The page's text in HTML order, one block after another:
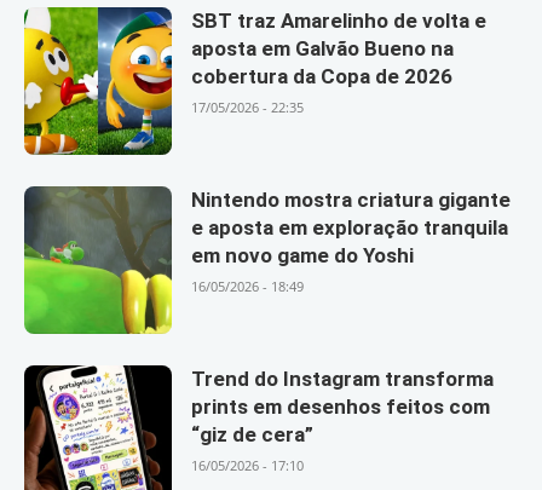
SBT traz Amarelinho de volta e
aposta em Galvão Bueno na
cobertura da Copa de 2026
17/05/2026 - 22:35
Nintendo mostra criatura gigante
e aposta em exploração tranquila
em novo game do Yoshi
16/05/2026 - 18:49
Trend do Instagram transforma
prints em desenhos feitos com
“giz de cera”
16/05/2026 - 17:10